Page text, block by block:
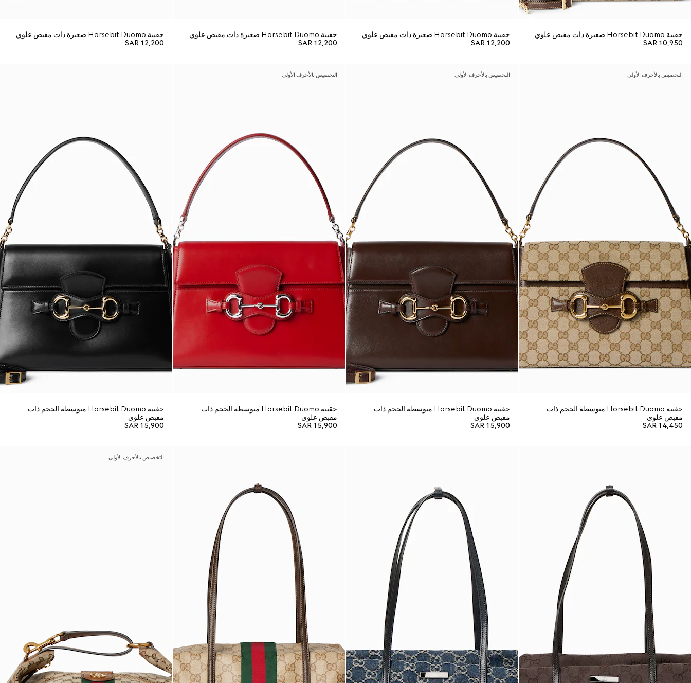
حقيبة Horsebit Duomo صغيرة ذات مقبض علوي
SAR 10,950
حقيبة Horsebit Duomo صغيرة ذات مقبض علوي
SAR 12,200
حقيبة Horsebit Duomo صغيرة ذات مقبض علوي
SAR 12,200
حقيبة Horsebit Duomo صغيرة ذات مقبض علوي
SAR 12,200
التخصيص بالأحرف الأولى
حقيبة Horsebit Duomo متوسطة الحجم ذات
مقبض علوي
SAR 14,450
التخصيص بالأحرف الأولى
حقيبة Horsebit Duomo متوسطة الحجم ذات
مقبض علوي
SAR 15,900
التخصيص بالأحرف الأولى
حقيبة Horsebit Duomo متوسطة الحجم ذات
مقبض علوي
SAR 15,900
حقيبة Horsebit Duomo متوسطة الحجم ذات
مقبض علوي
SAR 15,900
التخصيص بالأحرف الأولى